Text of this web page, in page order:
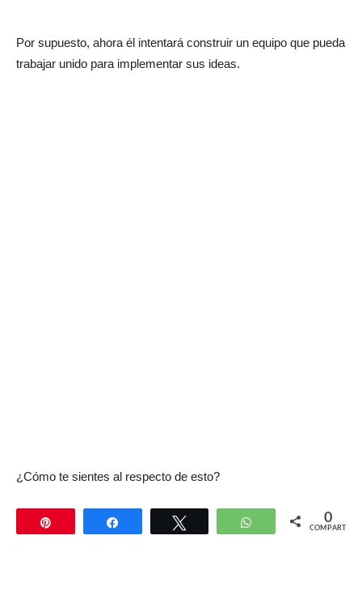
Por supuesto, ahora él intentará construir un equipo que pueda
trabajar unido para implementar sus ideas.
¿Cómo te sientes al respecto de esto?
Compartir WhatsApp 0
COMPARTIR